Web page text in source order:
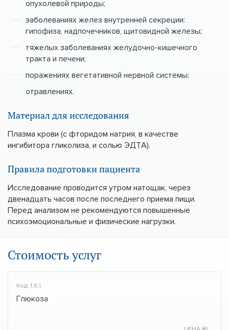
опухолевой природы;
заболеваниях желез внутренней секреции:
гипофиза, надпочечников, щитовидной железы;
тяжелых заболеваниях желудочно-кишечного
тракта и печени;
поражениях вегетативной нервной системы;
отравлениях.
Материал для исследования
Плазма крови (с фторидом натрия, в качестве
ингибитора гликолиза, и солью ЭДТА).
Правила подготовки пациента
Исследование проводится утром натощак, через
двенадцать часов после последнего приема пищи.
Перед анализом не рекомендуются повышенные
психоэмоциональные и физические нагрузки.
Стоимость услуг
Код: 1.6.1.
Глюкоза